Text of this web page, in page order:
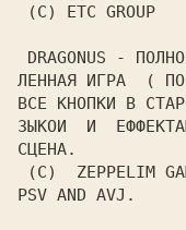
ЛЕННАЯ ИГРА  (
ВСЕ КНОПКИ В
ЗЫКОИ  И
СЦЕНА.
PSV AND AVJ.